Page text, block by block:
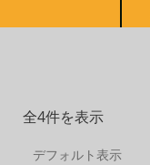
全4件を表示